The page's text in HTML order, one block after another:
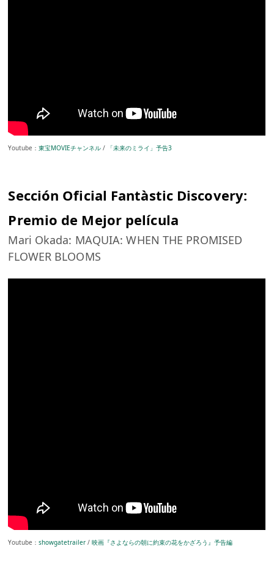
Youtube：東宝MOVIEチャンネル / 「未来のミライ」予告3
Sección Oficial Fantàstic Discovery:
Premio de Mejor película
Mari Okada: MAQUIA: WHEN THE PROMISED
FLOWER BLOOMS
Youtube：showgatetrailer /映画『さよならの朝に約束の花をかざろう』予告編